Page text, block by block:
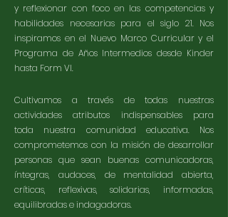
y reflexionar con foco en las competencias y
habilidades necesarias para el siglo 21. Nos
inspiramos en el Nuevo Marco Curricular y el
Programa de Años Intermedios desde Kinder
hasta Form VI.
Cultivamos a través de todas nuestras
actividades atributos indispensables para
toda nuestra comunidad educativa. Nos
comprometemos con la misión de desarrollar
personas que sean buenas comunicadoras,
íntegras, audaces, de mentalidad abierta,
críticas, reflexivas, solidarias, informadas,
equilibradas e indagadoras.